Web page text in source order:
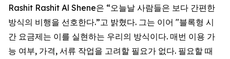
Rashit Rashit Al Shene은 “오늘날 사람들은 보다 간편한
방식의 비행을 선호한다.”고 밝혔다. 그는 이어 "블록형 시
간 요금제는 이를 실현하는 우리의 방식이다. 매번 이용 가
능 여부, 가격, 서류 작업을 고려할 필요가 없다. 필요할 때